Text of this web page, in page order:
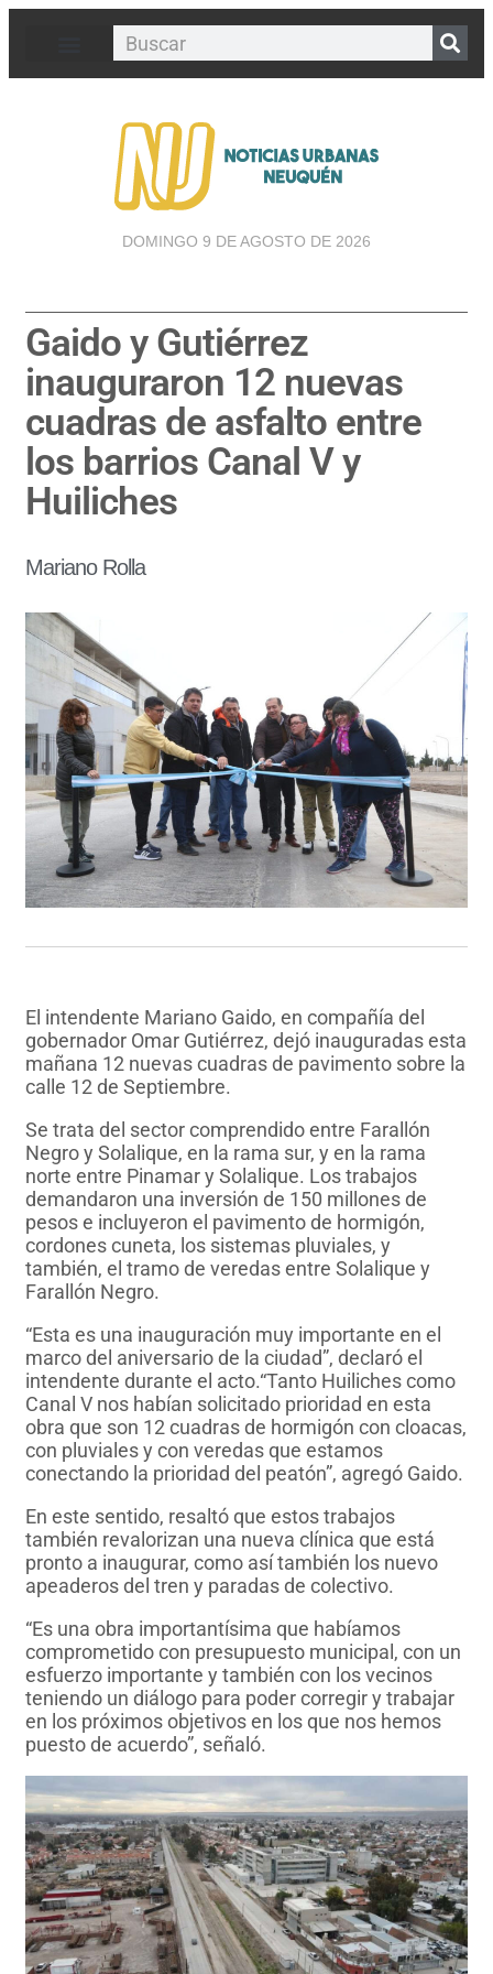
DOMINGO 9 DE AGOSTO DE 2026
Gaido y Gutiérrez
inauguraron 12 nuevas
cuadras de asfalto entre
los barrios Canal V y
Huiliches
Mariano Rolla
El intendente Mariano Gaido, en compañía del
gobernador Omar Gutiérrez, dejó inauguradas esta
mañana 12 nuevas cuadras de pavimento sobre la
calle 12 de Septiembre.
Se trata del sector comprendido entre Farallón
Negro y Solalique, en la rama sur, y en la rama
norte entre Pinamar y Solalique. Los trabajos
demandaron una inversión de 150 millones de
pesos e incluyeron el pavimento de hormigón,
cordones cuneta, los sistemas pluviales, y
también, el tramo de veredas entre Solalique y
Farallón Negro.
“Esta es una inauguración muy importante en el
marco del aniversario de la ciudad”, declaró el
intendente durante el acto.“Tanto Huiliches como
Canal V nos habían solicitado prioridad en esta
obra que son 12 cuadras de hormigón con cloacas,
con pluviales y con veredas que estamos
conectando la prioridad del peatón”, agregó Gaido.
En este sentido, resaltó que estos trabajos
también revalorizan una nueva clínica que está
pronto a inaugurar, como así también los nuevo
apeaderos del tren y paradas de colectivo.
“Es una obra importantísima que habíamos
comprometido con presupuesto municipal, con un
esfuerzo importante y también con los vecinos
teniendo un diálogo para poder corregir y trabajar
en los próximos objetivos en los que nos hemos
puesto de acuerdo”, señaló.